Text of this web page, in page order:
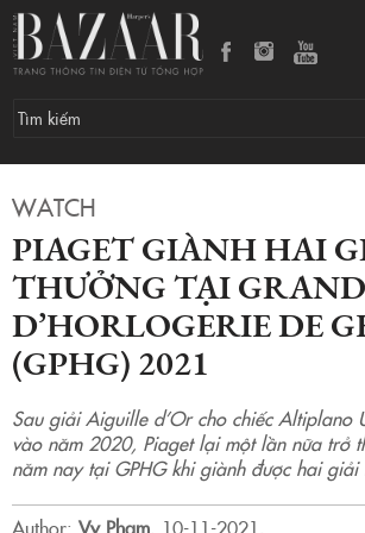
WATCH
PIAGET GIÀNH HAI
THƯỞNG TẠI
D’HORLOGERIE DE
(GPHG) 2021
Sau giải Aiguille d’Or cho chiếc Altiplano
vào năm 2020, Piaget lại một lần nữa trở
năm nay tại GPHG khi giành được hai
Author: Vy Pham. 10-11-2021.